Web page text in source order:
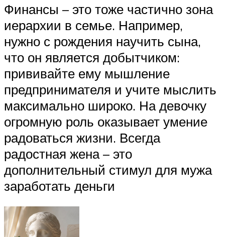
Финансы – это тоже частично зона
иерархии в семье. Например,
нужно с рождения научить сына,
что он является добытчиком:
прививайте ему мышление
предпринимателя и учите мыслить
максимально широко. На девочку
огромную роль оказывает умение
радоваться жизни. Всегда
радостная жена – это
дополнительный стимул для мужа
заработать деньги